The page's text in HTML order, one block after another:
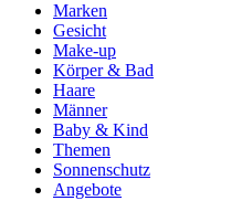
Marken
Gesicht
Make-up
Körper & Bad
Haare
Männer
Baby & Kind
Themen
Sonnenschutz
Angebote